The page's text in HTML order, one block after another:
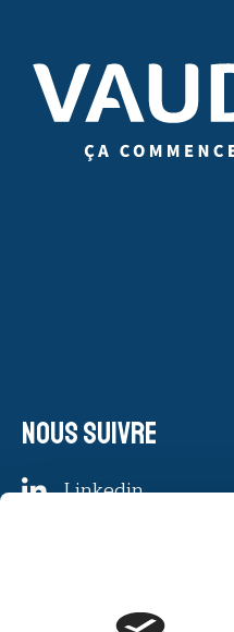
Nous suivre
Linkedin